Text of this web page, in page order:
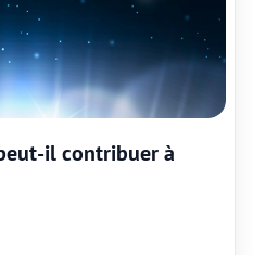
il contribuer à